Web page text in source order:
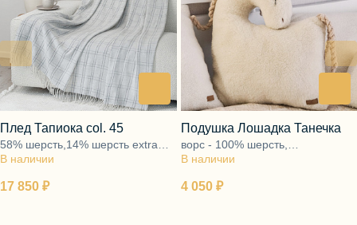
17 850 ₽
В наличии
Плед Тапиока col. 45
58% шерсть,14% шерсть extra
fine, 22% хлопок, 6% полиэфир
4 050 ₽
В наличии
Подушка Лошадка Танечка
ворс - 100% шерсть,
наполнитель - 100%